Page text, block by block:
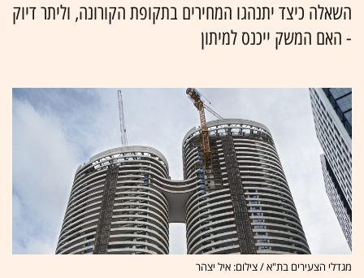
השאלה כיצד יתנהגו המחירים בתקופת הקורונה, וליתר דיוק
- האם המשק ייכנס למיתון
מגדלי הצעירים בת"א / צילום: איל יצהר